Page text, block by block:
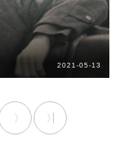
2021-05-13